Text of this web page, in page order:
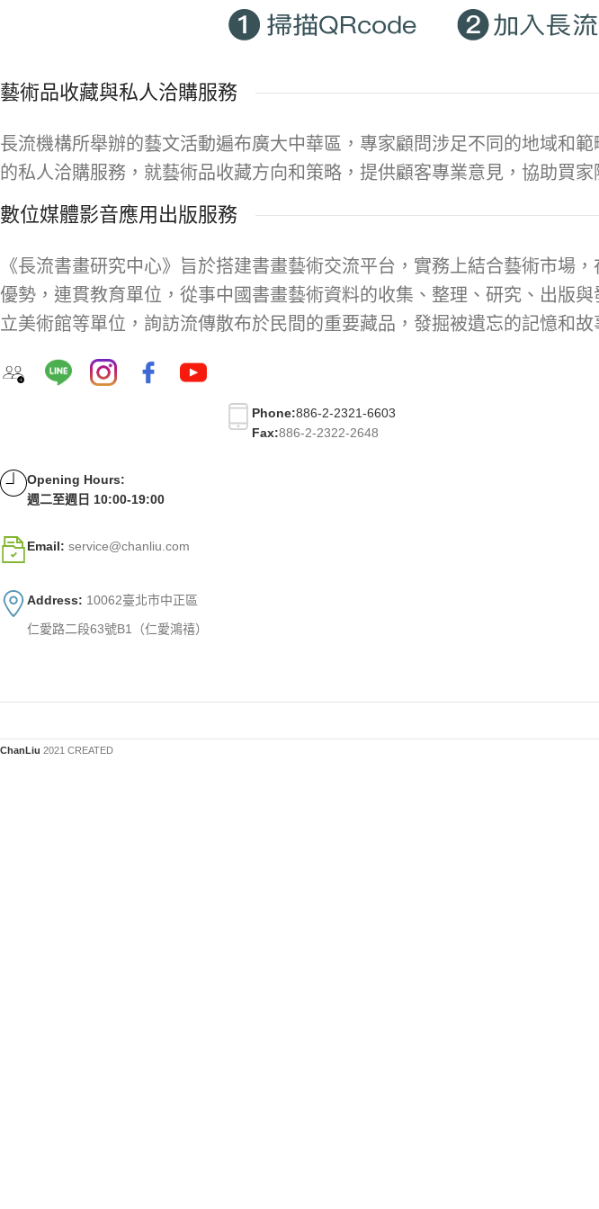
藝術品收藏與私人洽購服務
長流機構所舉辦的藝文活動遍布廣大中華區，專家顧問涉足不同的地域和
的私人洽購服務，就藝術品收藏方向和策略，提供顧客專業意見，協助買家
數位媒體影音應用出版服務
《長流書畫研究中心》旨於搭建書畫藝術交流平台，實務上結合藝術市場
優勢，連貫教育單位，從事中國書畫藝術資料的收集、整理、研究、出版
立美術館等單位，詢訪流傳散布於民間的重要藏品，發掘被遺忘的記憶和
Phone:886-2-2321-6603
Fax:886-2-2322-2648
Opening Hours:
週二至週日 10:00-19:00
Email: service@chanliu.com
Address: 10062臺北市中正區
仁愛路二段63號B1（仁愛鴻禧）
ChanLiu 2021 CREATED